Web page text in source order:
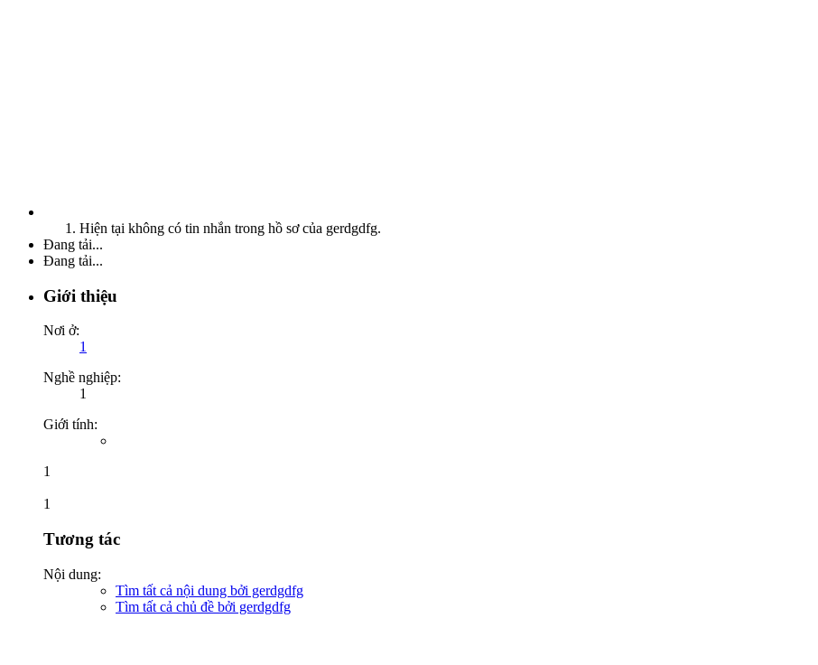
Hiện tại không có tin nhắn trong hồ sơ của gerdgdfg.
Đang tải...
Đang tải...
Giới thiệu
Nơi ở:
1
Nghề nghiệp:
1
Giới tính:
1
1
Tương tác
Nội dung:
Tìm tất cả nội dung bởi gerdgdfg
Tìm tất cả chủ đề bởi gerdgdfg